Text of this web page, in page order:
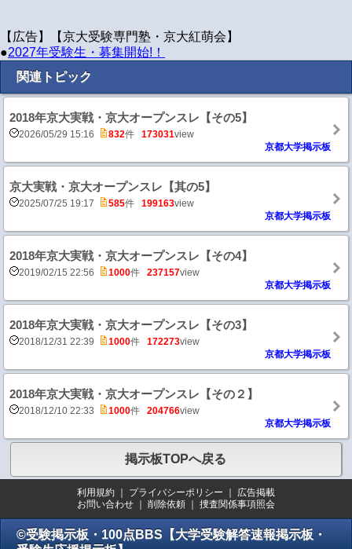
【広告】【京大受験専門塾・京大紅萌会】
●2027年受験生・募集開始!！
関連トピック
2018年京大実戦・京大オープンスレ【その5】
2026/05/29 15:16 832件 173031view
京都大学掲示板
京大実戦・京大オープンスレ【其の5】
2025/07/25 19:17 585件 199163view
京都大学掲示板
2018年京大実戦・京大オープンスレ【その4】
2019/02/15 22:56 1000件 237157view
京都大学掲示板
2018年京大実戦・京大オープンスレ【その3】
2018/12/31 22:39 1000件 172273view
京都大学掲示板
2018年京大実戦・京大オープンスレ【その２】
2018/12/10 22:33 1000件 204766view
京都大学掲示板
掲示板TOPへ戻る
利用規約 ｜ プライバシーポリシー ｜ 広告掲載
お問い合わせ ｜ 削除依頼 ｜ 捜査関係事項照会
©受験掲示板・100点BBS【大学受験解答速報掲示板・